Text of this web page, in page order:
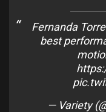
Fernanda
best
— Variety